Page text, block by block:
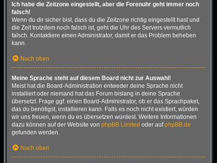
Ich habe die Zeitzone eingestellt, aber die Forenuhr geht immer noch
falsch!
Wenn du dir sicher bist, dass du die Zeitzone richtig eingestellt hast und
die Zeit trotzdem noch falsch ist, geht die Uhr des Servers vermutlich
falsch. Kontaktiere einen Administrator, damit er das Problem beheben
kann.
Nach oben
Meine Sprache steht auf diesem Board nicht zur Auswahl!
Meist hat die Board-Administration entweder deine Sprache nicht
installiert oder niemand hat das Forum bislang in deine Sprache
übersetzt. Frage ggf. einen Board-Administrator, ob er das Sprachpaket,
das du benötigst, installieren kann. Falls es noch nicht existiert, würden
wir uns freuen, wenn du es übersetzen würdest. Weitere Informationen
dazu können auf der Website von phpBB Limited oder aufphpBB.de
gefunden werden.
Nach oben